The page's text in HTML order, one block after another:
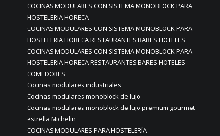
COCINAS MODULARES CON SISTEMA MONOBLOCK PARA
HOSTELERIA HORECA
COCINAS MODULARES CON SISTEMA MONOBLOCK PARA
HOSTELERIA HORECA RESTAURANTES BARES HOTELES
COCINAS MODULARES CON SISTEMA MONOBLOCK PARA
HOSTELERIA HORECA RESTAURANTES BARES HOTELES
COMEDORES
Cocinas modulares industriales
Cocinas modulares monoblock de lujo
Cocinas modulares monoblock de lujo premium gourmet
estrella Michelin
COCINAS MODULARES PARA HOSTELERÍA